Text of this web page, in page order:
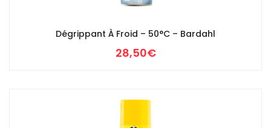
Dégrippant À Froid – 50°c – Bardahl
28,50€